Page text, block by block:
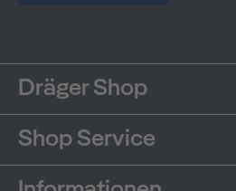
Dräger Shop
Shop Service